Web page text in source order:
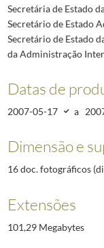
Secretária de Estado
Secretário de Estado
Secretário de Estado
da Administração
Datas de
2007-05-17 a
Dimensão e
16 doc. fotográficos
Extensões
101,29 Megabytes